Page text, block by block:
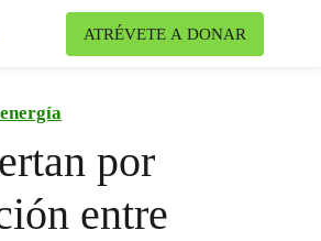
ATRÉVETE A DONAR
por
entre